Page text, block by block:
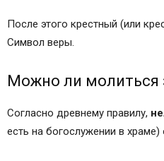
После этого крестный (или
Символ веры.
Можно ли молиться
Согласно древнему правилу,
есть на богослужении в